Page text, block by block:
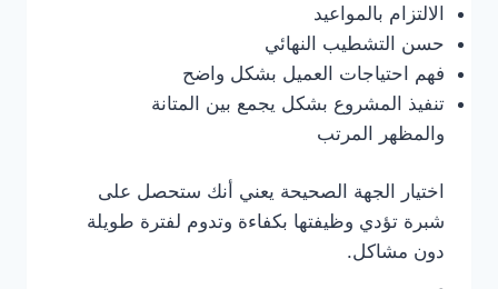
الالتزام بالمواعيد
حسن التشطيب النهائي
فهم احتياجات العميل بشكل واضح
تنفيذ المشروع بشكل يجمع بين المتانة
والمظهر المرتب
اختيار الجهة الصحيحة يعني أنك ستحصل على
شبرة تؤدي وظيفتها بكفاءة وتدوم لفترة طويلة
دون مشاكل.